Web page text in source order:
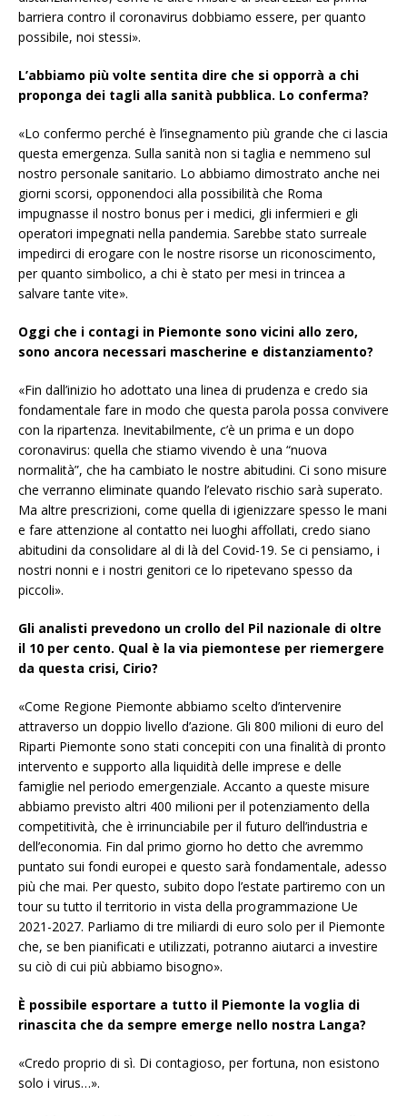
barriera contro il coronavirus dobbiamo essere, per quanto
possibile, noi stessi».
L’abbiamo più volte sentita dire che si opporrà a chi
proponga dei tagli alla sanità pubblica. Lo conferma?
«Lo confermo perché è l’insegnamento più grande che ci lascia
questa emergenza. Sulla sanità non si taglia e nemmeno sul
nostro personale sanitario. Lo abbiamo dimostrato anche nei
giorni scorsi, opponendoci alla possibilità che Roma
impugnasse il nostro bonus per i medici, gli infermieri e gli
operatori impegnati nella pandemia. Sarebbe stato surreale
impedirci di erogare con le nostre risorse un riconoscimento,
per quanto simbolico, a chi è stato per mesi in trincea a
salvare tante vite».
Oggi che i contagi in Piemonte sono vicini allo zero,
sono ancora necessari mascherine e distanziamento?
«Fin dall’inizio ho adottato una linea di prudenza e credo sia
fondamentale fare in modo che questa parola possa convivere
con la ripartenza. Inevitabilmente, c’è un prima e un dopo
coronavirus: quella che stiamo vivendo è una “nuova
normalità”, che ha cambiato le nostre abitudini. Ci sono misure
che verranno eliminate quando l’elevato rischio sarà superato.
Ma altre prescrizioni, come quella di igienizzare spesso le mani
e fare attenzione al contatto nei luoghi affollati, credo siano
abitudini da consolidare al di là del Covid-19. Se ci pensiamo, i
nostri nonni e i nostri genitori ce lo ripetevano spesso da
piccoli».
Gli analisti prevedono un crollo del Pil nazionale di oltre
il 10 per cento. Qual è la via piemontese per riemergere
da questa crisi, Cirio?
«Come Regione Piemonte abbiamo scelto d’intervenire
attraverso un doppio livello d’azione. Gli 800 milioni di euro del
Riparti Piemonte sono stati concepiti con una finalità di pronto
intervento e supporto alla liquidità delle imprese e delle
famiglie nel periodo emergenziale. Accanto a queste misure
abbiamo previsto altri 400 milioni per il potenziamento della
competitività, che è irrinunciabile per il futuro dell’industria e
dell’economia. Fin dal primo giorno ho detto che avremmo
puntato sui fondi europei e questo sarà fondamentale, adesso
più che mai. Per questo, subito dopo l’estate partiremo con un
tour su tutto il territorio in vista della programmazione Ue
2021-2027. Parliamo di tre miliardi di euro solo per il Piemonte
che, se ben pianificati e utilizzati, potranno aiutarci a investire
su ciò di cui più abbiamo bisogno».
È possibile esportare a tutto il Piemonte la voglia di
rinascita che da sempre emerge nello nostra Langa?
«Credo proprio di sì. Di contagioso, per fortuna, non esistono
solo i virus…».